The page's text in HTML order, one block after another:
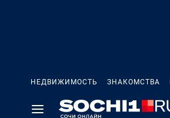
НЕДВИЖИМОСТЬ ЗНАКОМСТВА